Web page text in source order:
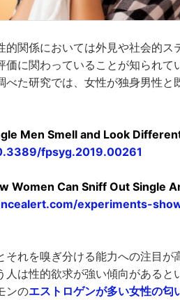
的関係においては外見や社会的
価に関わっていることが知られ
べた研究では、女性が独身男性
Men Smell and Look
fpsyg.2019.00261
Women Can Sniff Out Single
experiments-
それを嗅ぎ分ける能力への注目
人は性的欲求が強い傾向がある
ンのエストロゲンが多い女性の匂